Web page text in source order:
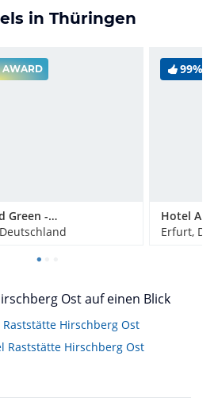
in Thüringen
AWARD
The Grand Green - Familux Resort
99%
Hotel Am
Erfurt,
Ost auf einen Blick
Hirschberg Ost
Raststätte Hirschberg Ost